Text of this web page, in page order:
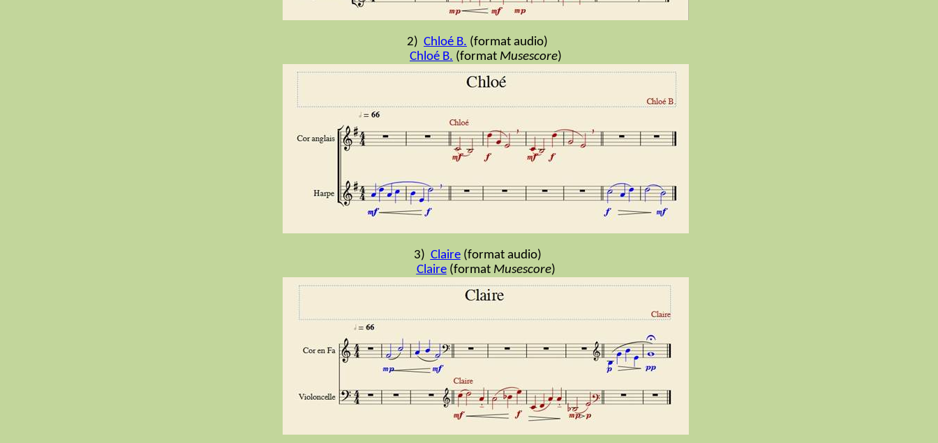
2) Chloé B. (format audio)
Chloé B. (format Musescore)
3) Claire(format audio)
Claire(format Musescore)